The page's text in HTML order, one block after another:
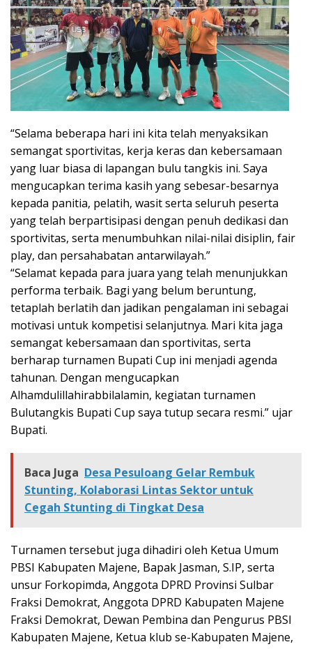
“Selama beberapa hari ini kita telah menyaksikan
semangat sportivitas, kerja keras dan kebersamaan
yang luar biasa di lapangan bulu tangkis ini. Saya
mengucapkan terima kasih yang sebesar-besarnya
kepada panitia, pelatih, wasit serta seluruh peserta
yang telah berpartisipasi dengan penuh dedikasi dan
sportivitas, serta menumbuhkan nilai-nilai disiplin, fair
play, dan persahabatan antarwilayah.”
“Selamat kepada para juara yang telah menunjukkan
performa terbaik. Bagi yang belum beruntung,
tetaplah berlatih dan jadikan pengalaman ini sebagai
motivasi untuk kompetisi selanjutnya. Mari kita jaga
semangat kebersamaan dan sportivitas, serta
berharap turnamen Bupati Cup ini menjadi agenda
tahunan. Dengan mengucapkan
Alhamdulillahirabbilalamin, kegiatan turnamen
Bulutangkis Bupati Cup saya tutup secara resmi.” ujar
Bupati.
Baca Juga Desa Pesuloang Gelar Rembuk
Stunting, Kolaborasi Lintas Sektor untuk
Cegah Stunting di Tingkat Desa
Turnamen tersebut juga dihadiri oleh Ketua Umum
PBSI Kabupaten Majene, Bapak Jasman, S.IP, serta
unsur Forkopimda, Anggota DPRD Provinsi Sulbar
Fraksi Demokrat, Anggota DPRD Kabupaten Majene
Fraksi Demokrat, Dewan Pembina dan Pengurus PBSI
Kabupaten Majene, Ketua klub se-Kabupaten Majene,